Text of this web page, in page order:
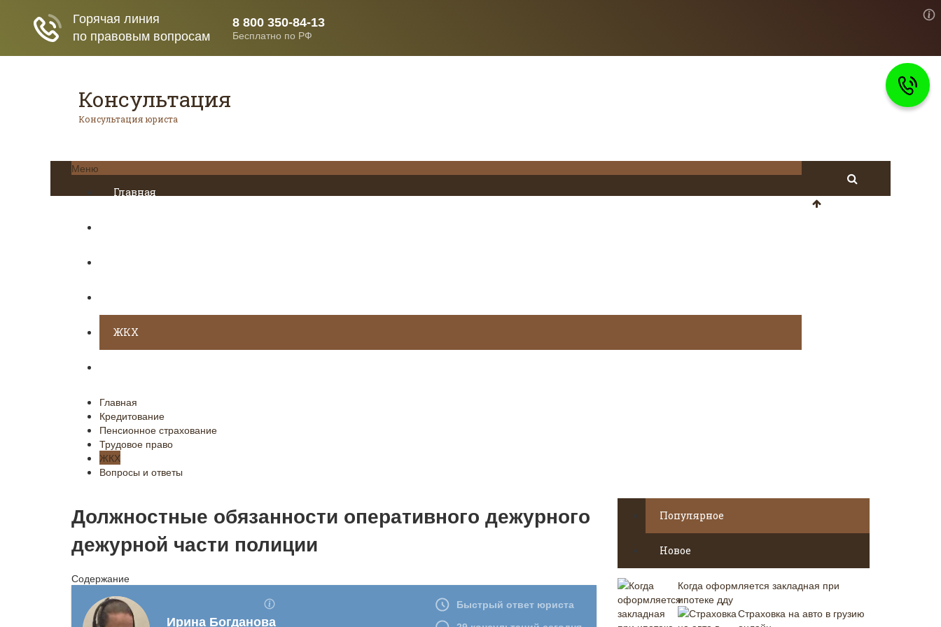
Консультация
Консультация юриста
Меню
Главная
ЖКХ
Главная
Кредитование
Пенсионное страхование
Трудовое право
ЖКХ
Вопросы и ответы
Должностные обязанности оперативного дежурного
дежурной части полиции
Содержание
Популярное
Новое
Когда оформляется закладная при
ипотеке дду
Страховка на авто в грузию